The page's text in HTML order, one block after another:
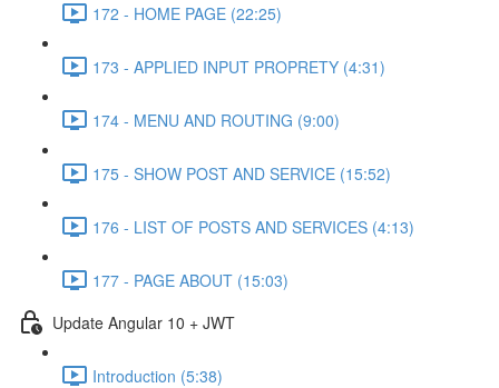
172 - HOME PAGE (22:25)
173 - APPLIED INPUT PROPRETY (4:31)
174 - MENU AND ROUTING (9:00)
175 - SHOW POST AND SERVICE (15:52)
176 - LIST OF POSTS AND SERVICES (4:13)
177 - PAGE ABOUT (15:03)
Update Angular 10 + JWT
Introduction (5:38)